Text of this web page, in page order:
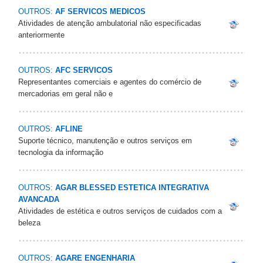
OUTROS: AF SERVICOS MEDICOS
Atividades de atenção ambulatorial não especificadas
anteriormente
OUTROS: AFC SERVICOS
Representantes comerciais e agentes do comércio de
mercadorias em geral não e
OUTROS: AFLINE
Suporte técnico, manutenção e outros serviços em
tecnologia da informação
OUTROS: AGAR BLESSED ESTETICA INTEGRATIVA
AVANCADA
Atividades de estética e outros serviços de cuidados com a
beleza
OUTROS: AGARE ENGENHARIA